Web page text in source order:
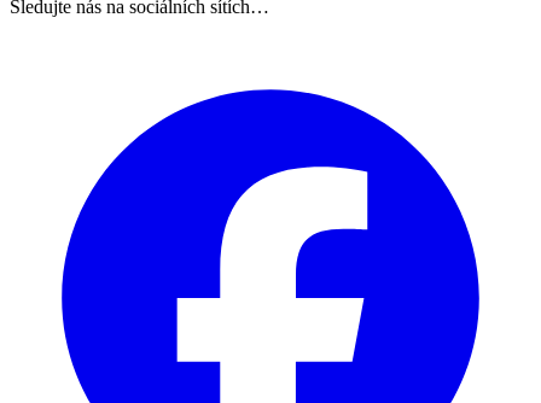
Sledujte nás na sociálních sítích…